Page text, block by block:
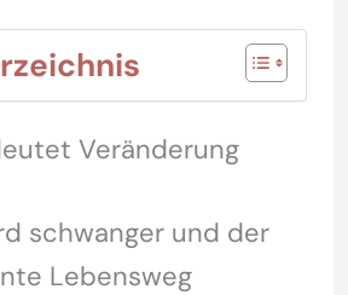
Veränderung
schwanger und der
Lebensweg